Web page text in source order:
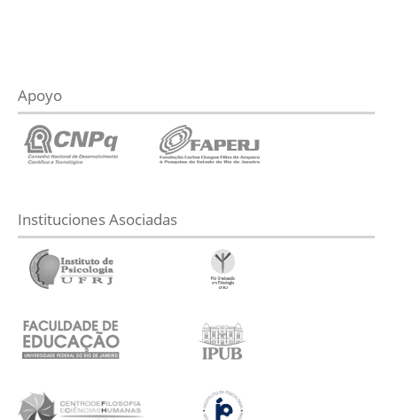
Apoyo
Instituciones Asociadas